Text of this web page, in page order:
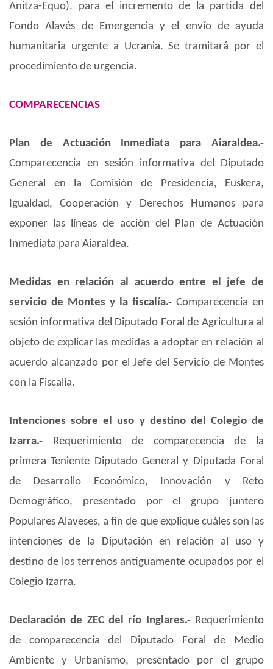
Anitza-Equo), para el incremento de la partida del
Fondo Alavés de Emergencia y el envío de ayuda
humanitaria urgente a Ucrania. Se tramitará por el
procedimiento de urgencia.
COMPARECENCIAS
Plan de Actuación Inmediata para Aiaraldea.-
Comparecencia en sesión informativa del Diputado
General en la Comisión de Presidencia, Euskera,
Igualdad, Cooperación y Derechos Humanos para
exponer las líneas de acción del Plan de Actuación
Inmediata para Aiaraldea.
Medidas en relación al acuerdo entre el jefe de
servicio de Montes y la fiscalía.- Comparecencia en
sesión informativa del Diputado Foral de Agricultura al
objeto de explicar las medidas a adoptar en relación al
acuerdo alcanzado por el Jefe del Servicio de Montes
con la Fiscalía.
Intenciones sobre el uso y destino del Colegio de
Izarra.- Requerimiento de comparecencia de la
primera Teniente Diputado General y Diputada Foral
de Desarrollo Económico, Innovación y Reto
Demográfico, presentado por el grupo juntero
Populares Alaveses, a fin de que explique cuáles son las
intenciones de la Diputación en relación al uso y
destino de los terrenos antiguamente ocupados por el
Colegio Izarra.
Declaración de ZEC del río Inglares.- Requerimiento
de comparecencia del Diputado Foral de Medio
Ambiente y Urbanismo, presentado por el grupo